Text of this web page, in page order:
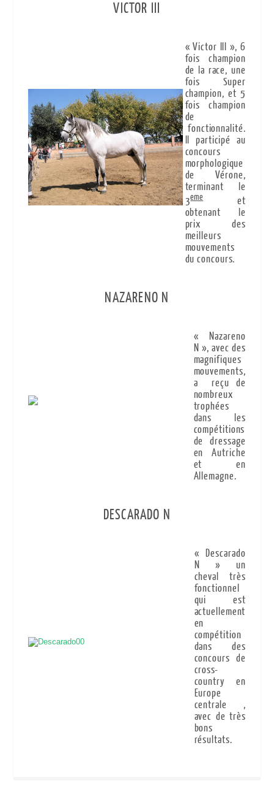
VICTOR III
« Victor III », 6
fois champion
de la race, une
fois Super
champion, et 5
fois champion
de
fonctionnalité.
Il participé au
concours
morphologique
de Vérone,
terminant le
3emeet
obtenant le
prix des
meilleurs
mouvements
du concours.
NAZARENO N
« Nazareno
N », avec des
magnifiques
mouvements,
a reçu de
nombreux
trophées
dans les
compétitions
de dressage
en Autriche
et en
Allemagne.
DESCARADO N
« Descarado
N » un
cheval très
fonctionnel
qui est
actuellement
en
compétition
dans des
concours de
cross-
country en
Europe
centrale ,
avec de très
bons
résultats.